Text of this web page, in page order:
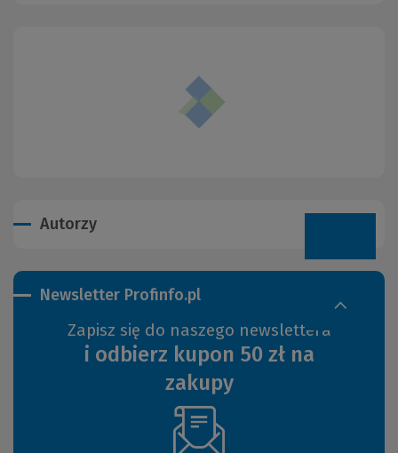
Autorzy
Newsletter Profinfo.pl
Zapisz się do naszego newslettera
i odbierz kupon 50 zł na
zakupy
(Nowe